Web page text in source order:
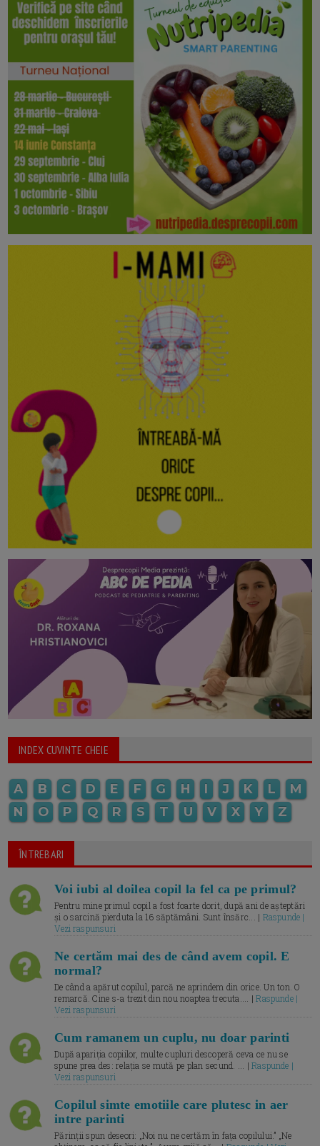
INDEX CUVINTE CHEIE
A B C D E F G H I J K L
M
N
O P Q R S T U V X Y Z
ÎNTREBARI
Voi iubi al doilea copil la fel ca pe primul?
Pentru mine primul copil a fost foarte dorit, după ani de așteptări
și o sarcină pierduta la 16 săptămâni. Sunt însărc... | Raspunde |
Vezi raspunsuri
Ne certăm mai des de când avem copil. E
normal?
De când a apărut copilul, parcă ne aprindem din orice. Un ton. O
remarcă. Cine s-a trezit din nou noaptea trecuta.... |Raspunde |
Vezi raspunsuri
Cum ramanem un cuplu, nu doar parinti
După apariția copiilor, multe cupluri descoperă ceva ce nu se
spune prea des: relația se mută pe plan secund. ... |Raspunde |
Vezi raspunsuri
Copilul simte emotiile care plutesc in aer
intre parinti
Părinții spun deseori: „Noi nu ne certăm în fața copilului.” „Ne